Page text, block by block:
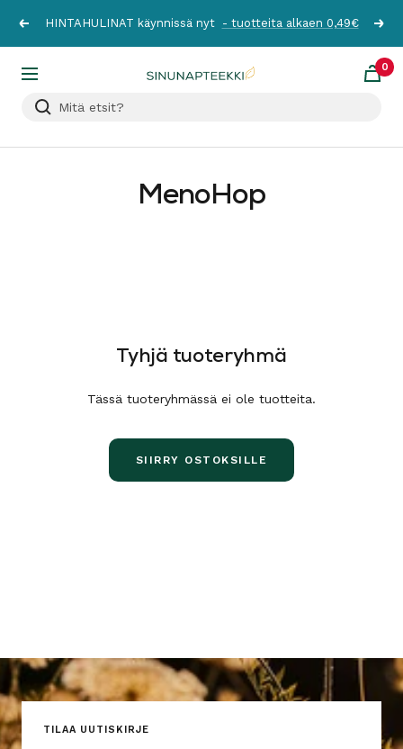
sisältöön
EdellinenHINTAHULINAT käynnissä nyt - tuotteita alkaen 0,49€
Navigaatio Sinunapteekki.fi
0
MenoHop
Tyhjä tuoteryhmä
Tässä tuoteryhmässä ei ole tuotteita.
SIIRRY OSTOKSILLE
TILAA UUTISKIRJE